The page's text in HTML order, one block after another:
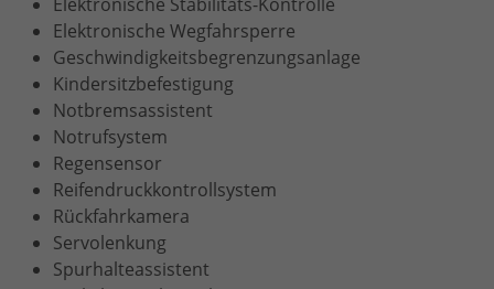
Elektronische Wegfahrsperre
Geschwindigkeitsbegrenzungsanlage
Kindersitzbefestigung
Notbremsassistent
Notrufsystem
Regensensor
Reifendruckkontrollsystem
Rückfahrkamera
Servolenkung
Spurhalteassistent